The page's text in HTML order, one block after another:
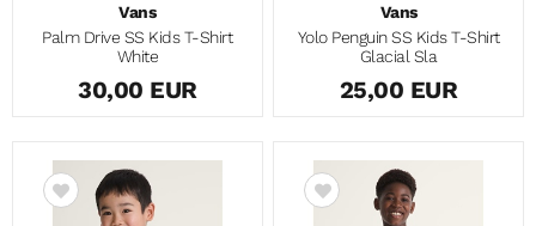
Vans
Palm Drive SS Kids T-Shirt
White
30,00 EUR
Vans
Yolo Penguin SS Kids T-Shirt
Glacial Sla
25,00 EUR